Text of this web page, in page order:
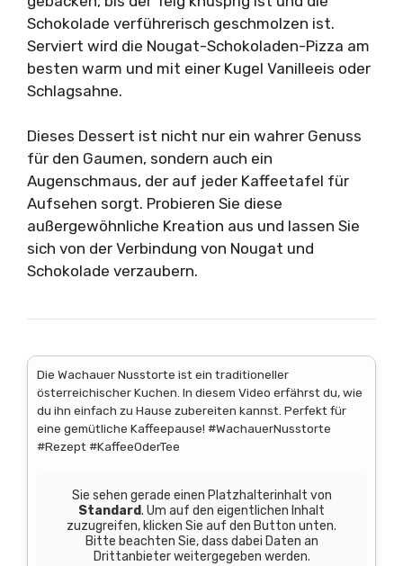
Schokolade verführerisch geschmolzen ist.
Serviert wird die Nougat-Schokoladen-Pizza am
besten warm und mit einer Kugel Vanilleeis oder
Schlagsahne.
Dieses Dessert ist nicht nur ein wahrer Genuss
für den Gaumen, sondern auch ein
Augenschmaus, der auf jeder Kaffeetafel für
Aufsehen sorgt. Probieren Sie diese
außergewöhnliche Kreation aus und lassen Sie
sich von der Verbindung von Nougat und
Schokolade verzaubern.
Die Wachauer Nusstorte ist ein traditioneller
österreichischer Kuchen. In diesem Video erfährst du, wie
du ihn einfach zu Hause zubereiten kannst. Perfekt für
eine gemütliche Kaffeepause! #WachauerNusstorte
#Rezept #KaffeeOderTee
Sie sehen gerade einen Platzhalterinhalt von
Standard. Um auf den eigentlichen Inhalt
zuzugreifen, klicken Sie auf den Button unten.
Bitte beachten Sie, dass dabei Daten an
Drittanbieter weitergegeben werden.